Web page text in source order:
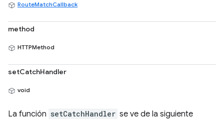
RouteMatchCallback
method
HTTPMethod
setCatchHandler
void
La función setCatchHandler se ve de la siguiente